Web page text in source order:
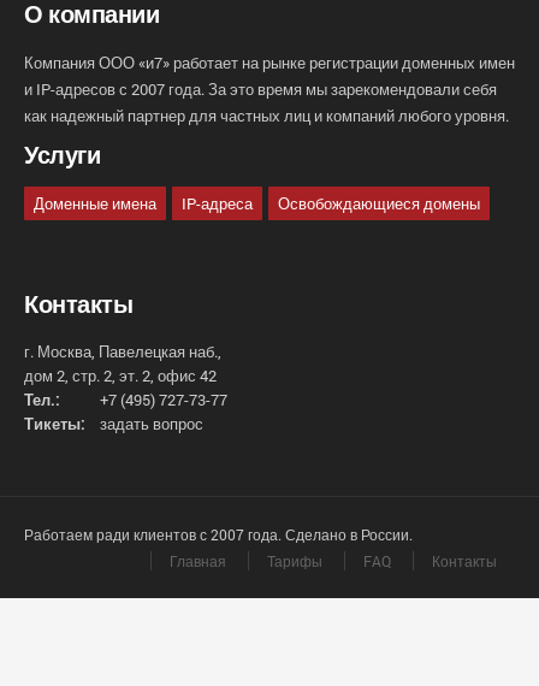
О компании
Компания ООО «и7» работает на рынке регистрации доменных имен
и IP-адресов с 2007 года. За это время мы зарекомендовали себя
как надежный партнер для частных лиц и компаний любого уровня.
Услуги
Доменные имена IP-адреса Освобождающиеся домены
Контакты
г. Москва, Павелецкая наб.,
дом 2, стр. 2, эт. 2, офис 42
Тел.:
+7 (495) 727-73-77
Тикеты:
задать вопрос
Работаем ради клиентов с 2007 года. Сделано в России.
Главная
Тарифы FAQ Контакты